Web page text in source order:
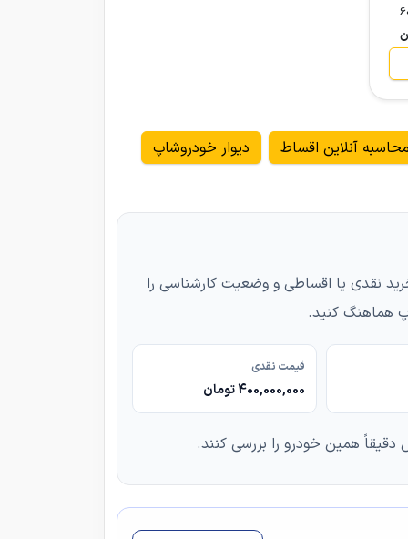
آنلاین اقساط دیوار خودروشاپ
شرایط خرید نقدی یا اقساطی و وضعیت کارشناسی را
هماهنگ کنید.
قیمت نقدی
400,000,000 تومان
دقیقاً همین خودرو را بررسی کنند.